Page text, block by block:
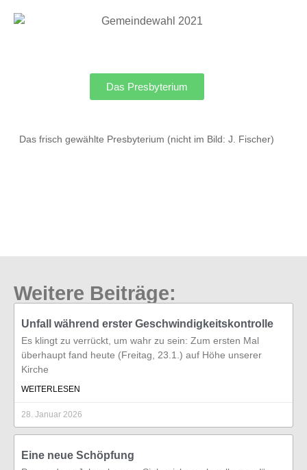
Das Presbyterium
Das frisch gewählte Presbyterium (nicht im Bild: J. Fischer)
Weitere Beiträge:
Unfall während erster Geschwindigkeitskontrolle
Es klingt zu verrückt, um wahr zu sein: Zum ersten Mal
überhaupt fand heute (Freitag, 23.1.) auf Höhe unserer
Kirche
WEITERLESEN
28. Januar 2026
Eine neue Schöpfung